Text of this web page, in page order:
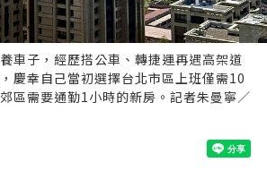
車子，經歷搭公車、轉捷運再遇高架道
慶幸自己當初選擇台北市區上班僅需10
區需要通勤1小時的新房。記者朱曼寧／